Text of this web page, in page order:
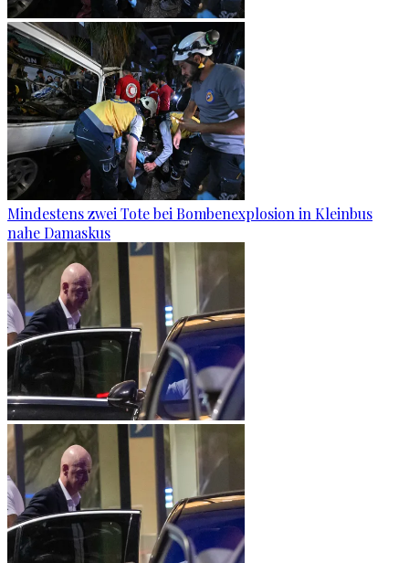
Mindestens zwei Tote bei Bombenexplosion in Kleinbus
nahe Damaskus